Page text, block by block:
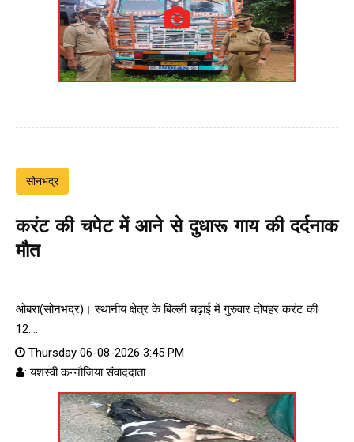
सोनभद्र
करंट की चपेट में आने से दुधारू गाय की दर्दनाक
मौत
ओबरा(सोनभद्र)। स्थानीय क्षेत्र के बिल्ली चढ़ाई में गुरुवार दोपहर करंट की
12....
Thursday 06-08-2026 3:45 PM
: यशस्वी कन्नौजिया संवाददाता